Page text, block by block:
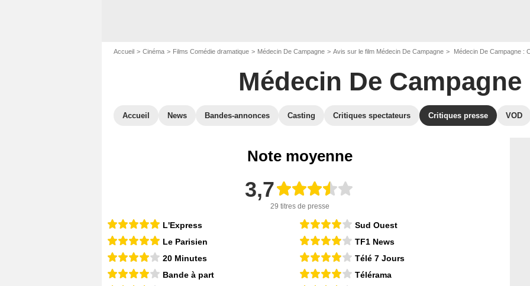
Accueil Cinéma Films Comédie dramatique Médecin De Campagne Avis sur le film Médecin De Campagne Médecin De Campagne :
Médecin De Campagne
Accueil News Bandes-annonces Casting Critiques spectateurs Critiques presse VOD
Note moyenne
3,7
29 titres de presse
L'Express
Le Parisien
20 Minutes
Bande à part
Sud Ouest
TF1 News
Télé 7 Jours
Télérama